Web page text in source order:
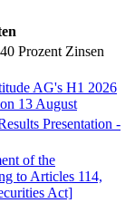
Prozent Zinsen
AG's H1 2026
13 August
Presentation -
of the
to Articles 114,
Act]